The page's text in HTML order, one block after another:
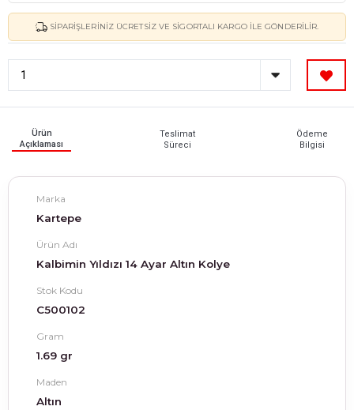
SIPARIŞLERINIZ ÜCRETSIZ VE SIGORTALI KARGO ILE GÖNDERILIR.
Ürün
Açıklaması
Teslimat
Süreci
Ödeme
Bilgisi
Marka
Kartepe
Ürün Adı
Kalbimin Yıldızı 14 Ayar Altın Kolye
Stok Kodu
C500102
Gram
1.69 gr
Maden
Altın